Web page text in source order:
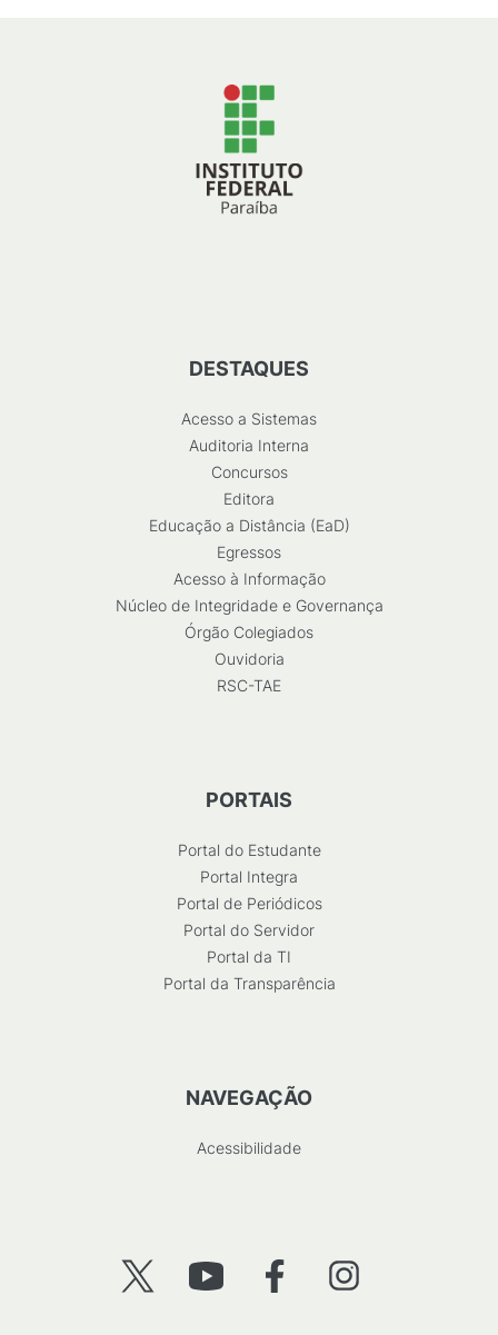
DESTAQUES
Acesso a Sistemas
Auditoria Interna
Concursos
Editora
Educação a Distância (EaD)
Egressos
Acesso à Informação
Núcleo de Integridade e Governança
Órgão Colegiados
Ouvidoria
RSC-TAE
PORTAIS
Portal do Estudante
Portal Integra
Portal de Periódicos
Portal do Servidor
Portal da TI
Portal da Transparência
NAVEGAÇÃO
Acessibilidade